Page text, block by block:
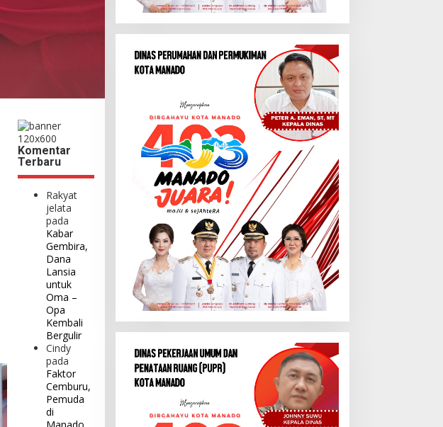
Komentar
Terbaru
Rakyat
jelata
pada
Kabar
Gembira,
Dana
Lansia
untuk
Oma –
Opa
Kembali
Bergulir
Cindy
pada
Faktor
Cemburu,
Pemuda
di